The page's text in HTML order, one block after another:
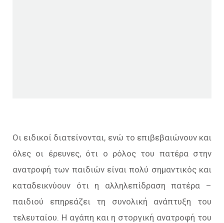
Οι ειδικοί διατείνονται, ενώ το επιβεβαιώνουν και
όλες οι έρευνες, ότι ο ρόλος του πατέρα στην
ανατροφή των παιδιών είναι πολύ σημαντικός και
καταδεικνύουν ότι η αλληλεπίδραση πατέρα –
παιδιού επηρεάζει τη συνολική ανάπτυξη του
τελευταίου. H αγάπη και η στοργική ανατροφή του